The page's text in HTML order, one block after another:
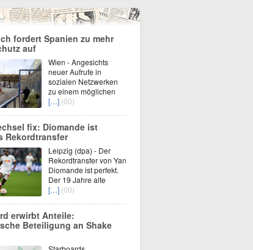
fordert Spanien zu mehr
auf
Wien - Angesichts
neuer Aufrufe in
sozialen Netzwerken
zu einem möglichen
[…] (00)
fix: Diomande ist
Rekordtransfer
Leipzig (dpa) - Der
Rekordtransfer von Yan
Diomande ist perfekt.
Der 19 Jahre alte
[…] (00)
erwirbt Anteile:
Beteiligung an Shake